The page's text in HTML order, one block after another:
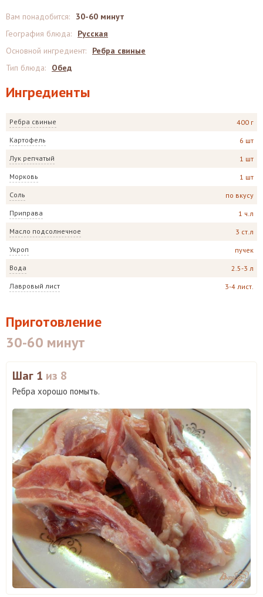
Ингредиенты
Ребра свиные 400 г
Картофель 6 шт
Лук репчатый 1 шт
Морковь 1 шт
Соль по вкусу
Приправа 1 ч.л
Масло подсолнечное 3 ст.л
Укроп пучек
Вода 2.5-3 л
Лавровый лист 3-4 лист.
Вам понадобится:
30-60 минут
География блюда:
Русская
Основной ингредиент:
Ребра свиные
Тип блюда: Обед
Приготовление
30-60 минут
Шаг 1 из 8
Ребра хорошо помыть.